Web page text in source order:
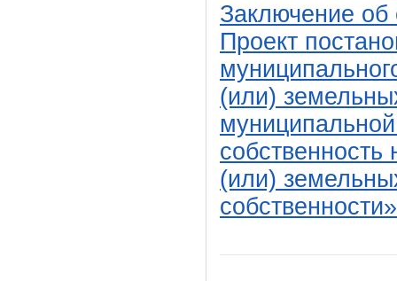
Заключение об
Проект
(или)
(или)
собственности»